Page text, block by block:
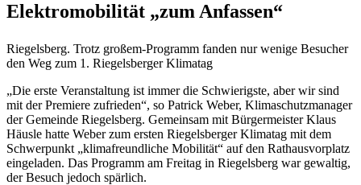
Elektromobilität „zum Anfassen“
Riegelsberg. Trotz großem-Programm fanden nur wenige Besucher
den Weg zum 1. Riegelsberger Klimatag
„Die erste Veranstaltung ist immer die Schwierig­ste, aber wir sind
mit der Premiere zufrieden“, so Patrick Weber, Klimaschutzmanager
der Gemeinde Riegelsberg. Gemeinsam mit Bürgermeister Klaus
Häusle hatte Weber zum ersten Riegelsberger Klimatag mit dem
Schwerpunkt „klimafreundliche Mobilität“ auf den Rathausvorplatz
eingeladen. Das Programm am Freitag in Riegelsberg war gewaltig,
der Besuch jedoch spärlich.